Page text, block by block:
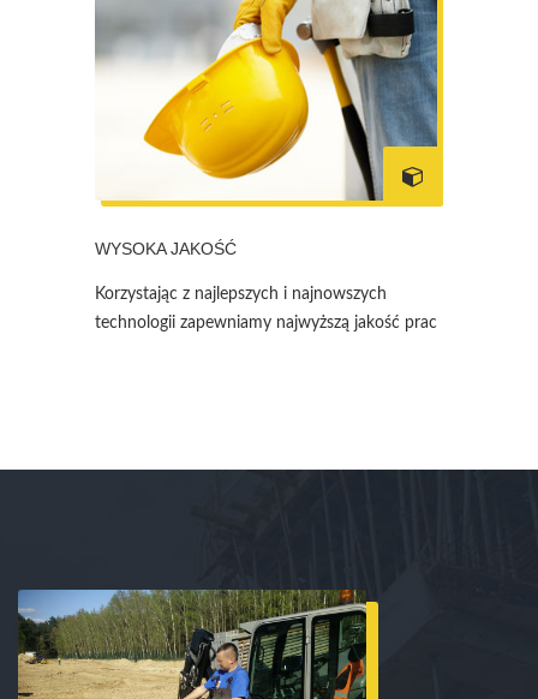
WYSOKA JAKOŚĆ
Korzystając z najlepszych i najnowszych
technologii zapewniamy najwyższą jakość prac